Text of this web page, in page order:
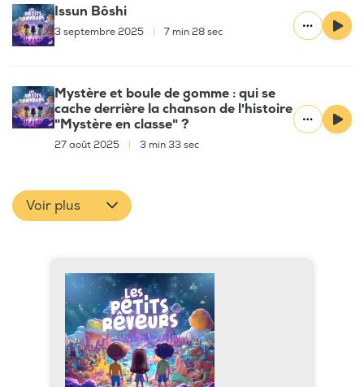
Issun Bôshi
3 septembre 2025 7 min 28 sec
Mystère et boule de gomme : qui se
cache derrière la chanson de l'histoire
"Mystère en classe" ?
27 août 2025 3 min 33 sec
Voir plus